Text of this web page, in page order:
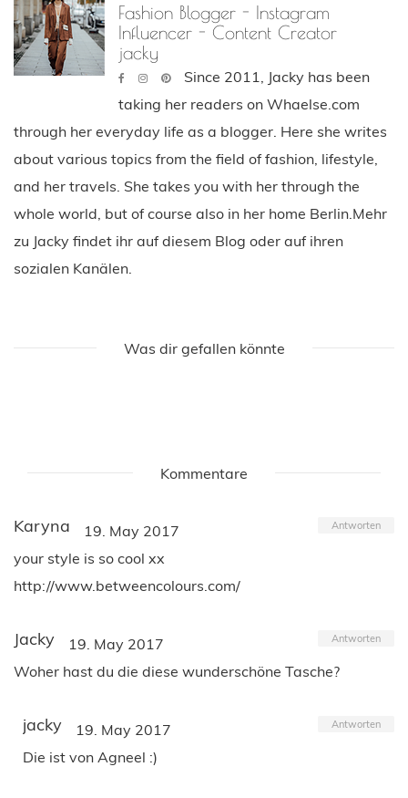
Fashion Blogger - Instagram
Influencer - Content Creator
jacky
Since 2011, Jacky has been
taking her readers on Whaelse.com
through her everyday life as a blogger. Here she writes
about various topics from the field of fashion, lifestyle,
and her travels. She takes you with her through the
whole world, but of course also in her home Berlin.Mehr
zu Jacky findet ihr auf diesem Blog oder auf ihren
sozialen Kanälen.
Was dir gefallen könnte
Kommentare
Karyna 19. May 2017 Antworten
your style is so cool xx
http://www.betweencolours.com/
Jacky 19. May 2017 Antworten
Woher hast du die diese wunderschöne Tasche?
jacky 19. May 2017 Antworten
Die ist von Agneel :)